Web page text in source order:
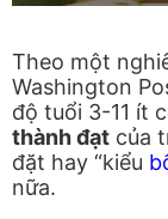
Theo một
Washington
độ tuổi 3-11 ít
thành đạt của
đặt hay “kiểu
nữa.